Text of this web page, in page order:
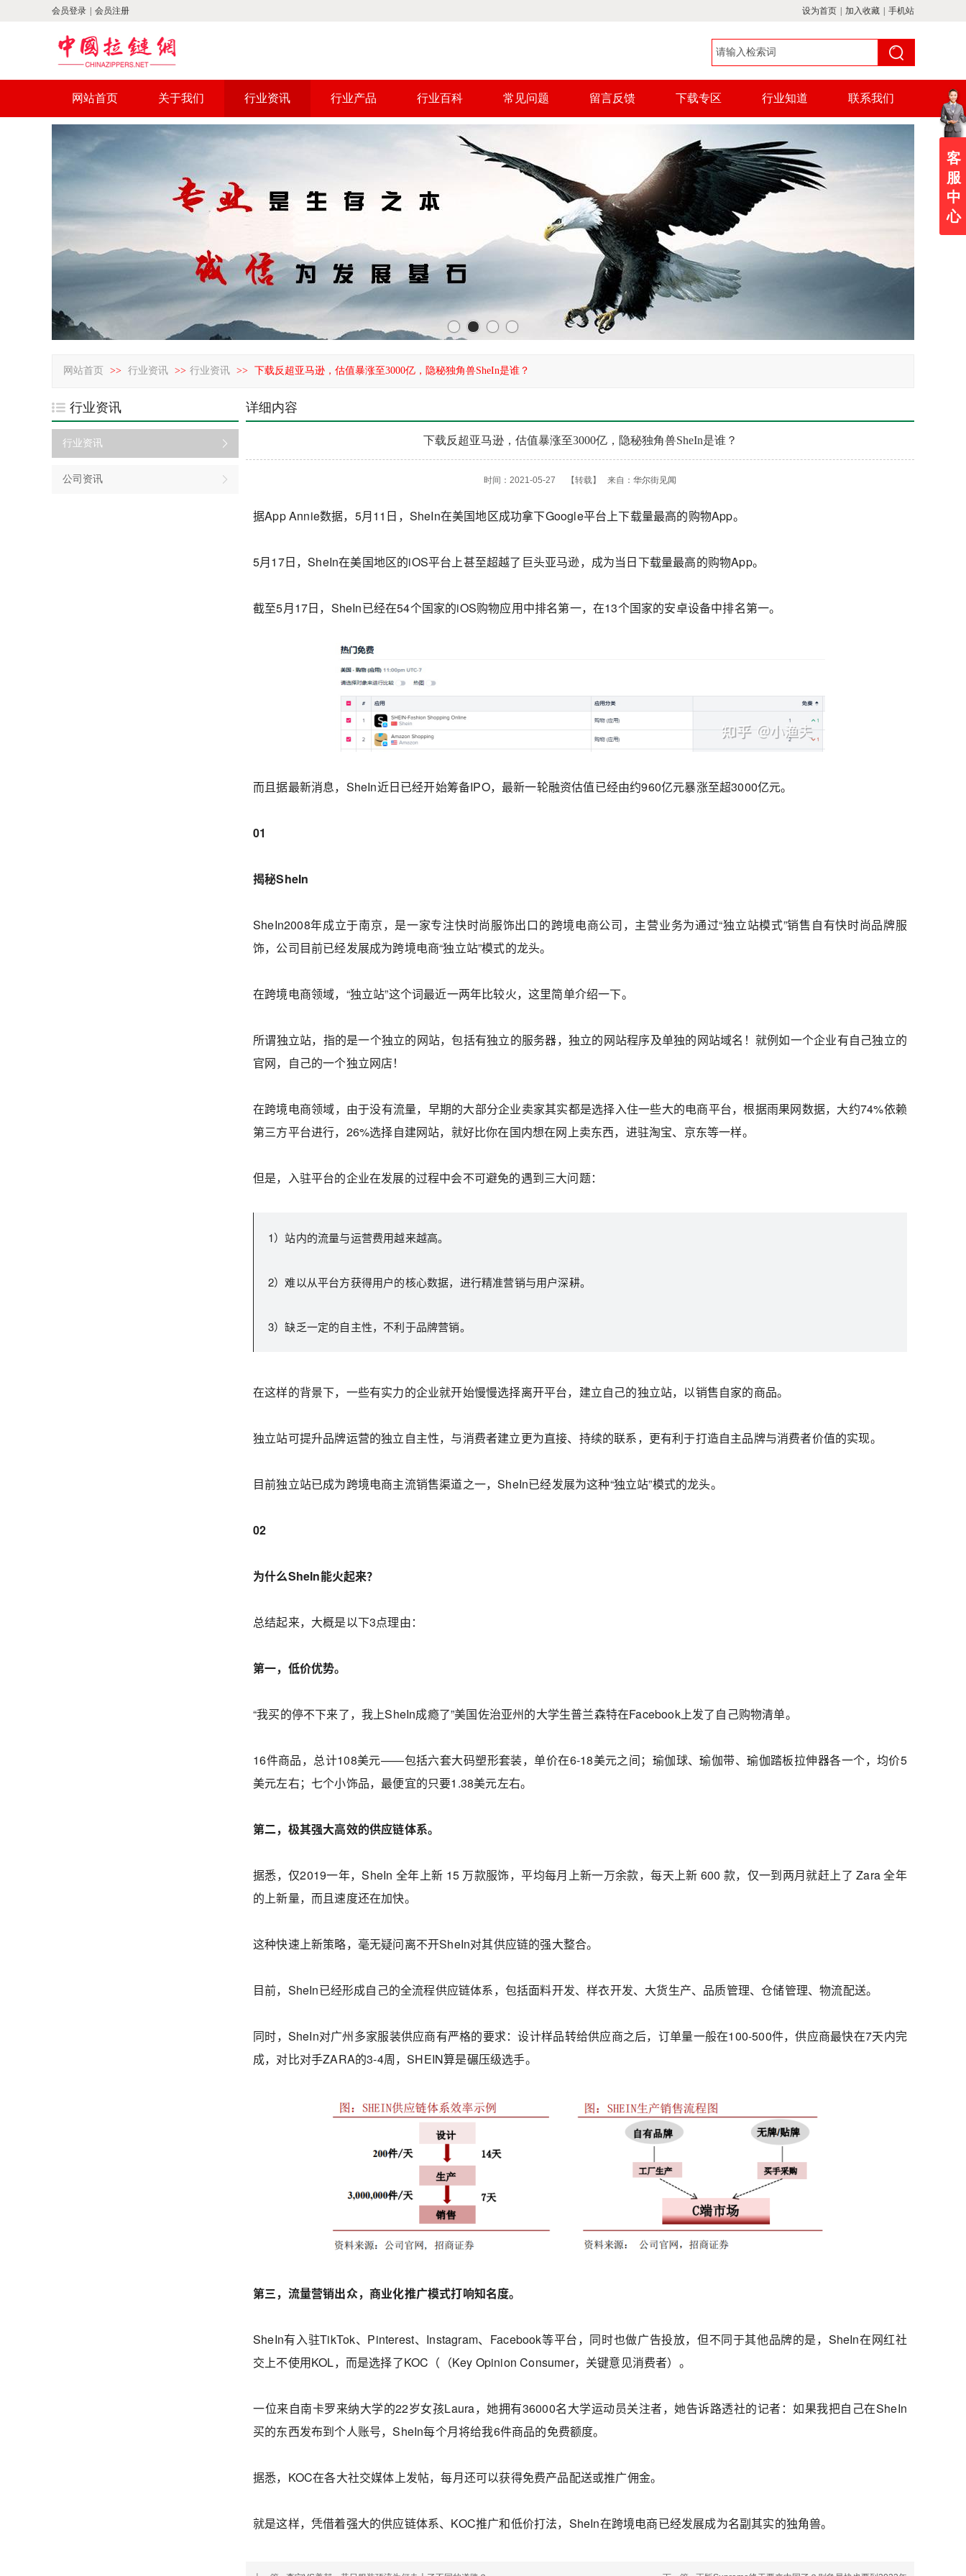
会员登录 会员注册 设为首页 加入收藏 手机站
网站首页 关于我们 行业资讯 行业产品 行业百科 常见问题 留言反馈 下载专区 行业知道 联系我们
网站首页 >> 行业资讯 >> 行业资讯 >> 下载反超亚马逊，估值暴涨至3000亿，隐秘独角兽SheIn是谁？
行业资讯
行业资讯
公司资讯
详细内容
下载反超亚马逊，估值暴涨至3000亿，隐秘独角兽SheIn是谁？
时间：2021-05-27 【转载】 来自： 华尔街见闻
据App Annie数据，5月11日，SheIn在美国地区成功拿下Google平台上下载量最高的购物App。
5月17日，SheIn在美国地区的iOS平台上甚至超越了巨头亚马逊，成为当日下载量最高的购物App。
截至5月17日，SheIn已经在54个国家的iOS购物应用中排名第一，在13个国家的安卓设备中排名第一。
而且据最新消息，SheIn近日已经开始筹备IPO，最新一轮融资估值已经由约960亿元暴涨至超3000亿元。
01
揭秘SheIn
SheIn2008年成立于南京，是一家专注快时尚服饰出口的跨境电商公司，主营业务为通过“独立站模式”销售自有快时尚品牌服
饰，公司目前已经发展成为跨境电商“独立站”模式的龙头。
在跨境电商领域，“独立站”这个词最近一两年比较火，这里简单介绍一下。
所谓独立站，指的是一个独立的网站，包括有独立的服务器，独立的网站程序及单独的网站域名！就例如一个企业有自己独立的
官网，自己的一个独立网店！
在跨境电商领域，由于没有流量，早期的大部分企业卖家其实都是选择入住一些大的电商平台，根据雨果网数据，大约74%依赖
第三方平台进行，26%选择自建网站，就好比你在国内想在网上卖东西，进驻淘宝、京东等一样。
但是，入驻平台的企业在发展的过程中会不可避免的遇到三大问题：
1）站内的流量与运营费用越来越高。
2）难以从平台方获得用户的核心数据，进行精准营销与用户深耕。
3）缺乏一定的自主性，不利于品牌营销。
在这样的背景下，一些有实力的企业就开始慢慢选择离开平台，建立自己的独立站，以销售自家的商品。
独立站可提升品牌运营的独立自主性，与消费者建立更为直接、持续的联系，更有利于打造自主品牌与消费者价值的实现。
目前独立站已成为跨境电商主流销售渠道之一，SheIn已经发展为这种“独立站”模式的龙头。
02
为什么SheIn能火起来？
总结起来，大概是以下3点理由：
第一，低价优势。
“我买的停不下来了，我上SheIn成瘾了”美国佐治亚州的大学生普兰森特在Facebook上发了自己购物清单。
16件商品，总计108美元——包括六套大码塑形套装，单价在6-18美元之间；瑜伽球、瑜伽带、瑜伽踏板拉伸器各一个，均价5
美元左右；七个小饰品，最便宜的只要1.38美元左右。
第二，极其强大高效的供应链体系。
据悉，仅2019一年，SheIn 全年上新 15 万款服饰，平均每月上新一万余款，每天上新 600 款，仅一到两月就赶上了 Zara 全年
的上新量，而且速度还在加快。
这种快速上新策略，毫无疑问离不开SheIn对其供应链的强大整合。
目前，SheIn已经形成自己的全流程供应链体系，包括面料开发、样衣开发、大货生产、品质管理、仓储管理、物流配送。
同时，SheIn对广州多家服装供应商有严格的要求：设计样品转给供应商之后，订单量一般在100-500件，供应商最快在7天内完
成，对比对手ZARA的3-4周，SHEIN算是碾压级选手。
第三，流量营销出众，商业化推广模式打响知名度。
SheIn有入驻TikTok、Pinterest、Instagram、Facebook等平台，同时也做广告投放，但不同于其他品牌的是，SheIn在网红社
交上不使用KOL，而是选择了KOC（（Key Opinion Consumer，关键意见消费者）。
一位来自南卡罗来纳大学的22岁女孩Laura，她拥有36000名大学运动员关注者，她告诉路透社的记者：如果我把自己在SheIn
买的东西发布到个人账号，SheIn每个月将给我6件商品的免费额度。
据悉，KOC在各大社交媒体上发帖，每月还可以获得免费产品配送或推广佣金。
就是这样，凭借着强大的供应链体系、KOC推广和低价打法，SheIn在跨境电商已经发展成为名副其实的独角兽。
客
服
中
心